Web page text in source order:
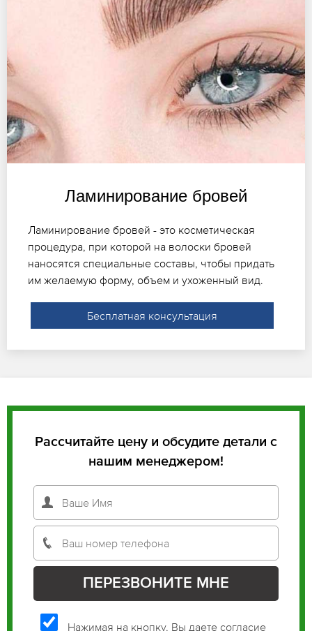
Ламинирование бровей
Ламинирование бровей - это косметическая
процедура, при которой на волоски бровей
наносятся специальные составы, чтобы придать
им желаемую форму, объем и ухоженный вид.
Бесплатная консультация
Рассчитайте цену и обсудите детали с
нашим менеджером!
Нажимая на кнопку, Вы даете согласие